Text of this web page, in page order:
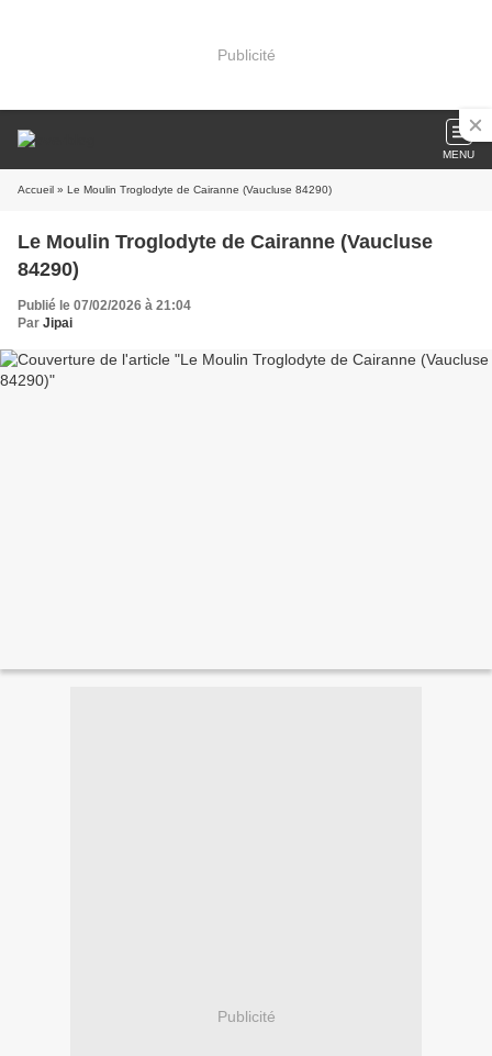
Publicité
MENU
Accueil » Le Moulin Troglodyte de Cairanne (Vaucluse 84290)
Le Moulin Troglodyte de Cairanne (Vaucluse
84290)
Publié le 07/02/2026 à 21:04
Par Jipai
Publicité